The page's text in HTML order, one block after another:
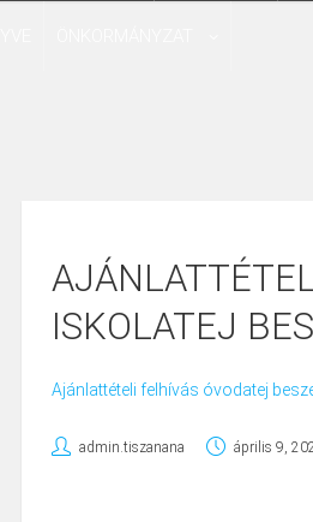
ISKOLATEJ
Ajánlattételi felhívás óvodatej
admin.tiszanana április 9,